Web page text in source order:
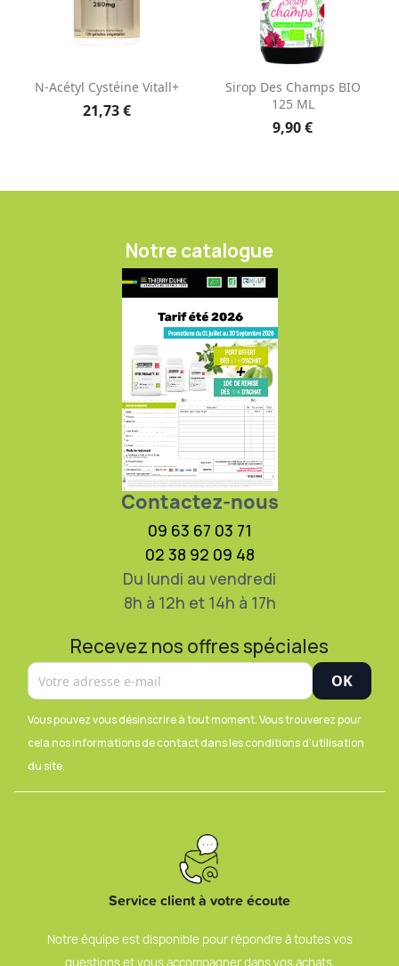
N-Acétyl Cystéine Vitall+
21,73 €
Sirop Des Champs BIO
125 ML
9,90 €
Notre catalogue
Contactez-nous
09 63 67 03 71
02 38 92 09 48
Du lundi au vendredi
8h à 12h et 14h à 17h
Recevez nos offres spéciales
Vous pouvez vous désinscrire à tout moment. Vous trouverez pour
cela nos informations de contact dans les conditions d'utilisation
du site.
Service client à votre écoute
Notre équipe est disponible pour répondre à toutes vos
questions et vous accompagner dans vos achats.